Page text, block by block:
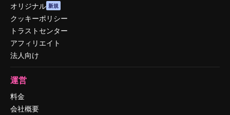
オリジナル 新規
クッキーポリシー
トラストセンター
アフィリエイト
法人向け
運営
料金
会社概要